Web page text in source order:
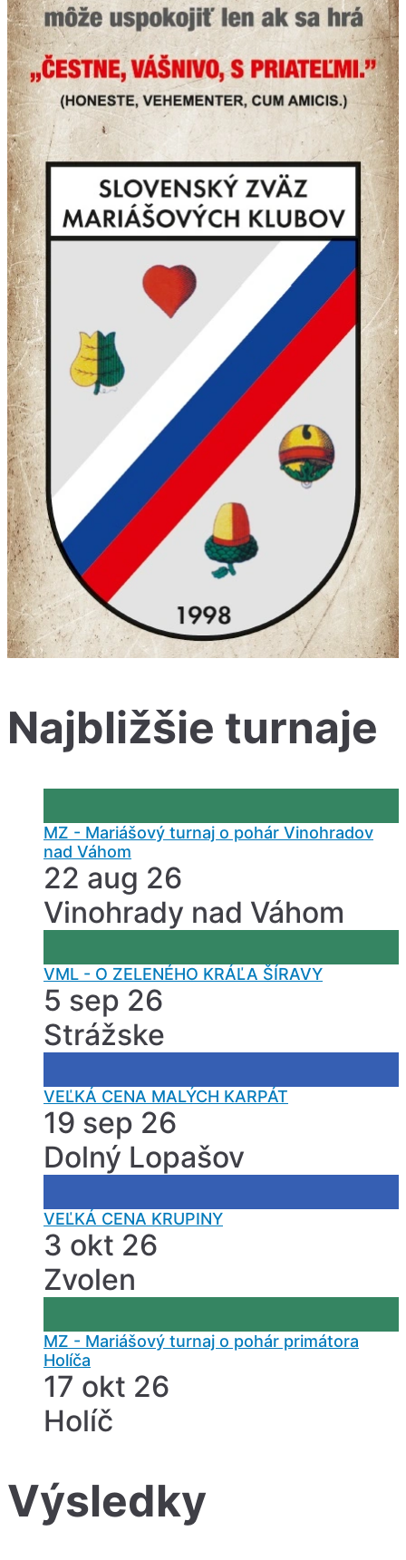
Najbližšie turnaje
MZ - Mariášový turnaj o pohár Vinohradov
nad Váhom
22 aug 26
Vinohrady nad Váhom
VML - O ZELENÉHO KRÁĽA ŠÍRAVY
5 sep 26
Strážske
VEĽKÁ CENA MALÝCH KARPÁT
19 sep 26
Dolný Lopašov
VEĽKÁ CENA KRUPINY
3 okt 26
Zvolen
MZ - Mariášový turnaj o pohár primátora
Holíča
17 okt 26
Holíč
Výsledky